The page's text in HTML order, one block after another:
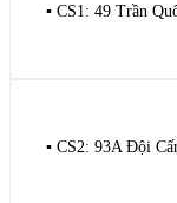
▪️ CS1: 49 Trần
▪️ CS2: 93A Đội